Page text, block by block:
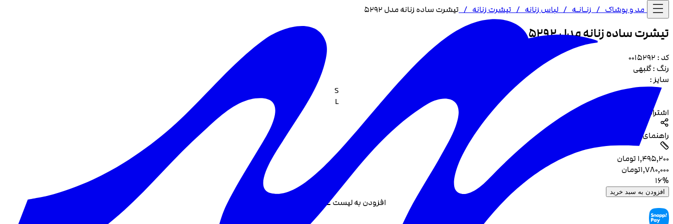
خانه / مد و پوشاک / زنـا‌نـه / لباس زنانه / تیشرت زنانه / تیشرت ساده زنانه مدل 5292
تیشرت ساده زنانه مدل 5292
کد : 0015292
رنگ :گلبهی
سایز :
S
L
اشتراک گذاری
راهنمای سایز
۱٬۴۹۵٬۲۰۰تومان
۱٬۷۸۰٬۰۰۰تومان
16%
افزودن به سبد خرید
افزودن به لیست علاقه مندی +